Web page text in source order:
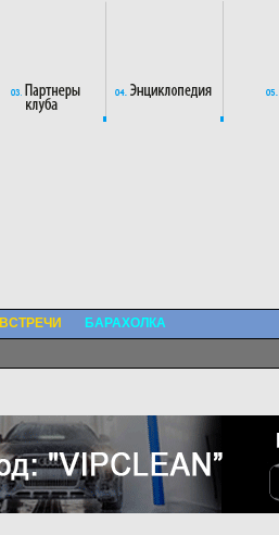
ВСТРЕЧИ БАРАХОЛКА